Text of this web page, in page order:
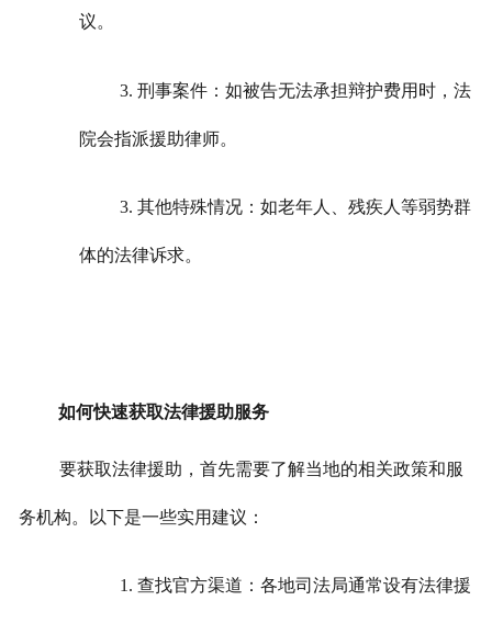
议。
3. 刑事案件：如被告无法承担辩护费用时，法
院会指派援助律师。
3. 其他特殊情况：如老年人、残疾人等弱势群
体的法律诉求。
如何快速获取法律援助服务
要获取法律援助，首先需要了解当地的相关政策和服
务机构。以下是一些实用建议：
1. 查找官方渠道：各地司法局通常设有法律援